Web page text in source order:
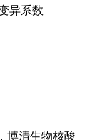
异系数
博清生物核酸